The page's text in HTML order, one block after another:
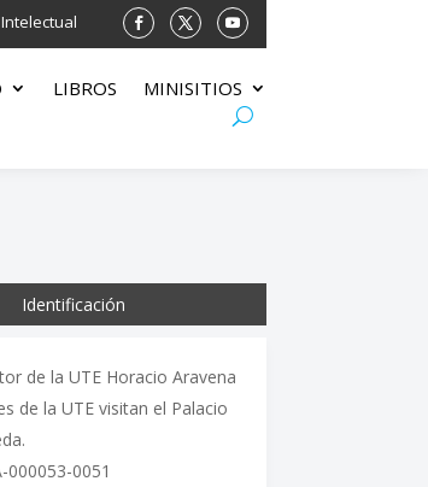
Intelectual
LIBROS MINISITIOS
Identificación
de la UTE Horacio Aravena
de la UTE visitan el Palacio
000053-0051